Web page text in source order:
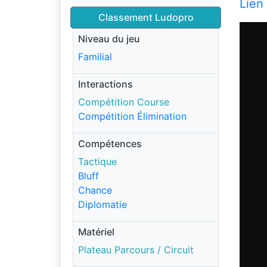
Classement Ludopro
Niveau du jeu
Familial
Interactions
Compétition Course
Compétition Élimination
Compétences
Tactique
Bluff
Chance
Diplomatie
Matériel
Plateau Parcours / Circuit